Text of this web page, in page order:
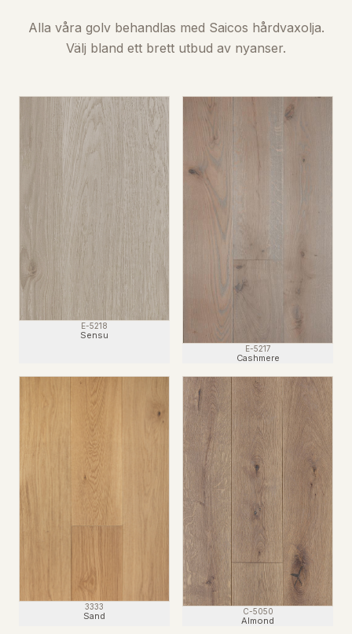
Alla våra golv behandlas med Saicos hårdvaxolja.
Välj bland ett brett utbud av nyanser.
E-5218
Sensu
E-5217
Cashmere
3333
Sand C-5050
Almond